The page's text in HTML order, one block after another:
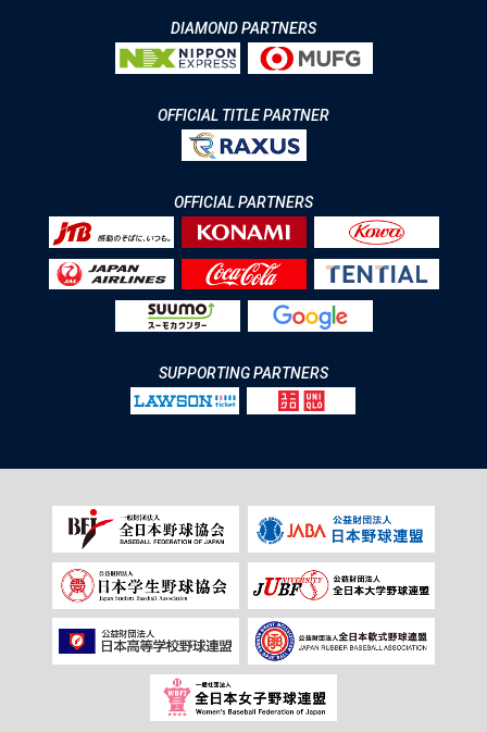
DIAMOND PARTNERS
OFFICIAL TITLE PARTNER
OFFICIAL PARTNERS
SUPPORTING PARTNERS